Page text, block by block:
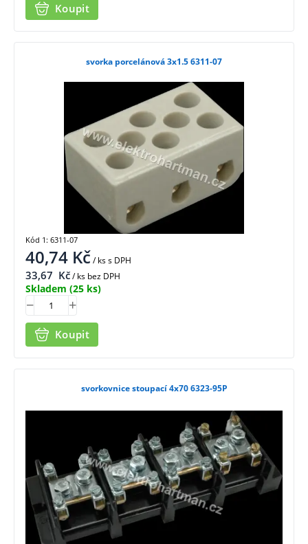
Koupit
svorka porcelánová 3x1.5 6311-07
40,74 Kč/ kss DPH
33,67 Kč/ ks bez DPH
Skladem (25 ks)
Koupit
Kód 1: 6311-07
svorkovnice stoupací 4x70 6323-95P